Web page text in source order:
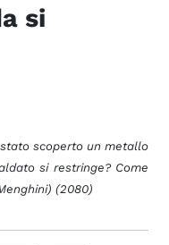
si
scoperto un metallo
si restringe? Come
(2080)